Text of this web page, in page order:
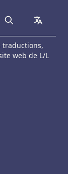
Search
traductions,
web de L/L